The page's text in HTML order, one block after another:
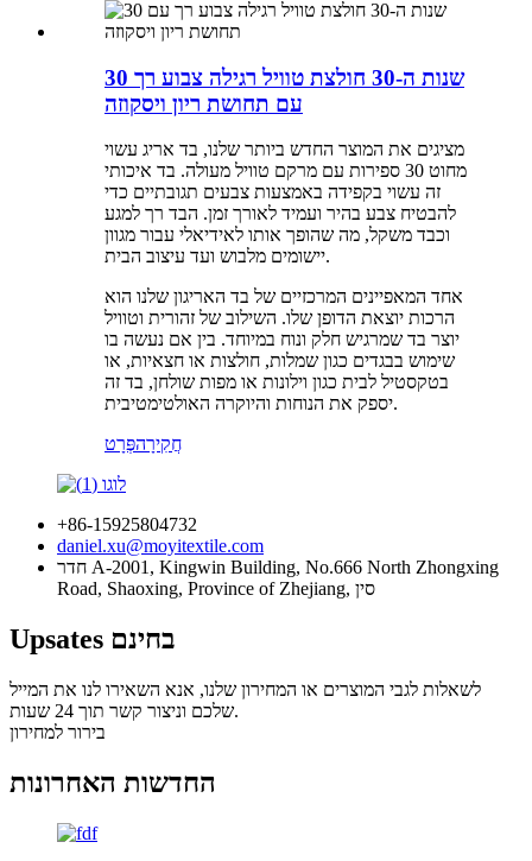
30 שנות ה-30 חולצת טוויל רגילה צבוע רך
עם תחושת ריון ויסקוזה
מציגים את המוצר החדש ביותר שלנו, בד אריג עשוי
מחוט 30 ספירות עם מרקם טוויל מעולה. בד איכותי
זה עשוי בקפידה באמצעות צבעים תגובתיים כדי
להבטיח צבע בהיר ועמיד לאורך זמן. הבד רך למגע
וכבד משקל, מה שהופך אותו לאידיאלי עבור מגוון
יישומים מלבוש ועד עיצוב הבית.
אחד המאפיינים המרכזיים של בד האריגון שלנו הוא
הרכות יוצאת הדופן שלו. השילוב של זהורית וטוויל
יוצר בד שמרגיש חלק ונוח במיוחד. בין אם נעשה בו
שימוש בבגדים כגון שמלות, חולצות או חצאיות, או
בטקסטיל לבית כגון וילונות או מפות שולחן, בד זה
יספק את הנוחות והיוקרה האולטימטיבית.
חֲקִירָהפְּרָט
+86-15925804732
daniel.xu@moyitextile.com
חדר A-2001, Kingwin Building, No.666 North Zhongxing
Road, Shaoxing, Province of Zhejiang, סין
Upsates בחינם
לשאלות לגבי המוצרים או המחירון שלנו, אנא השאירו לנו את המייל
שלכם וניצור קשר תוך 24 שעות.
בירור למחירון
החדשות האחרונות